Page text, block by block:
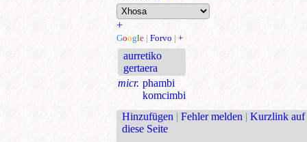
+
Google | Forvo | +
aurretiko
gertaera
micr. phambi
komcimbi
Hinzufügen | Fehler melden | Kurzlink auf
diese Seite